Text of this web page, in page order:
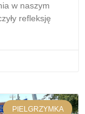
w naszym
refleksję
PIELGRZYMKA